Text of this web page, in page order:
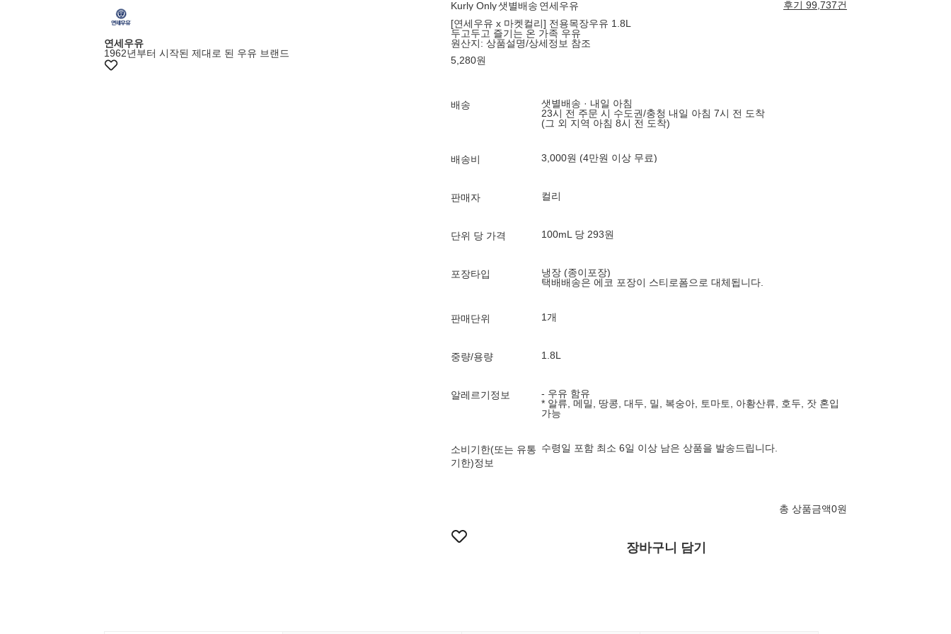
연세우유
1962년부터 시작된 제대로 된 우유 브랜드
Kurly Only샛별배송 연세우유
후기 99,737건
[연세우유 x 마켓컬리] 전용목장우유 1.8L
두고두고 즐기는 온 가족 우유
원산지: 상품설명/상세정보 참조
5,280원
배송
샛별배송 · 내일 아침
23시 전 주문 시 수도권/충청 내일 아침 7시 전 도착
(그 외 지역 아침 8시 전 도착)
배송비 3,000원 (4만원 이상 무료)
판매자 컬리
단위 당 가격 100mL 당 293원
포장타입
냉장 (종이포장)
택배배송은 에코 포장이 스티로폼으로 대체됩니다.
판매단위 1개
중량/용량 1.8L
알레르기정보
- 우유 함유
* 알류, 메밀, 땅콩, 대두, 밀, 복숭아, 토마토, 아황산류, 호두, 잣 혼입
가능
소비기한(또는 유통
기한)정보
수령일 포함 최소 6일 이상 남은 상품을 발송드립니다.
총 상품금액0원
장바구니 담기